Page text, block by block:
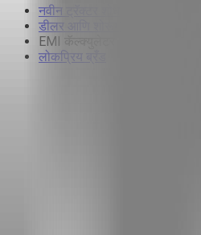
नवीन ट्रॅक्टर शोधा
डीलर आणि शोरूम
EMI कॅल्क्युलेटर
लोकप्रिय ब्रँड